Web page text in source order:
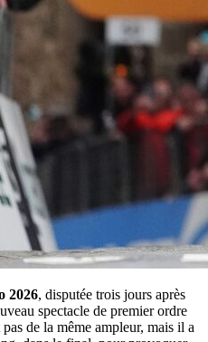
2026, disputée trois jours après
spectacle de premier ordre
de la même ampleur, mais il a